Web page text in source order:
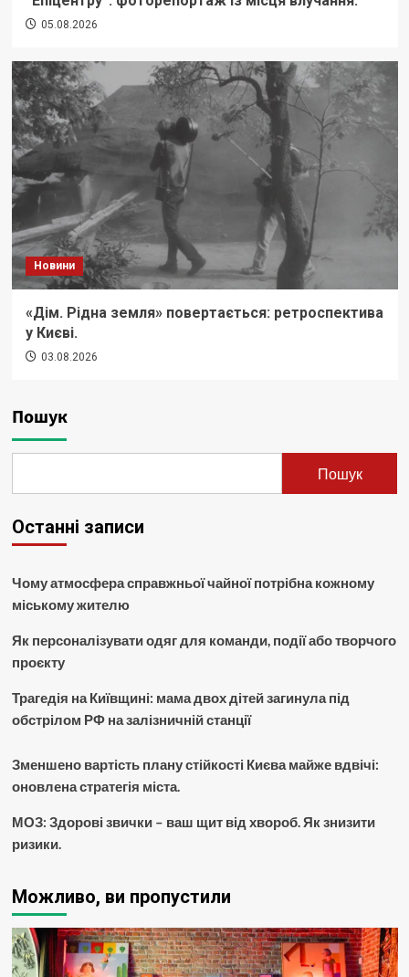
05.08.2026
Новини
«Дім. Рідна земля» повертається: ретроспектива
у Києві.
03.08.2026
Пошук
Пошук
Останні записи
Чому атмосфера справжньої чайної потрібна кожному
міському жителю
Як персоналізувати одяг для команди, події або творчого
проєкту
Трагедія на Київщині: мама двох дітей загинула під
обстрілом РФ на залізничній станції
Зменшено вартість плану стійкості Києва майже вдвічі:
оновлена стратегія міста.
МОЗ: Здорові звички – ваш щит від хвороб. Як знизити
ризики.
Можливо, ви пропустили